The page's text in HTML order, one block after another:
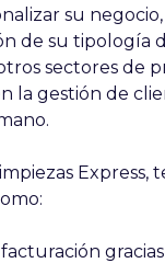
su
de su tipología
sectores de
la gestión de